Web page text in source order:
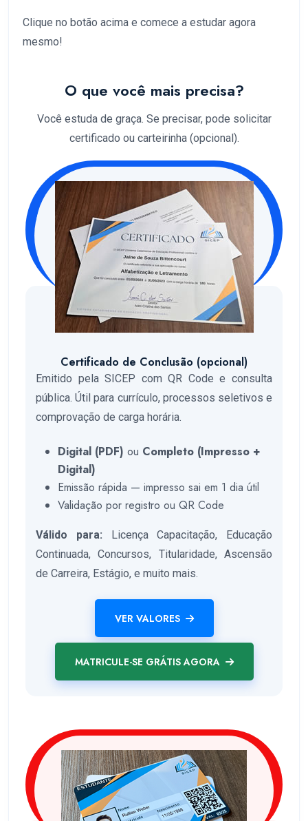
Clique no botão acima e comece a estudar agora
mesmo!
O que você mais precisa?
Você estuda de graça. Se precisar, pode solicitar
certificado ou carteirinha (opcional).
Certificado de Conclusão (opcional)
Emitido pela SICEP com QR Code e consulta
pública. Útil para currículo, processos seletivos e
comprovação de carga horária.
Digital (PDF) ou Completo (Impresso +
Digital)
Emissão rápida — impresso sai em 1 dia útil
Validação por registro ou QR Code
Válido para: Licença Capacitação, Educação
Continuada, Concursos, Titularidade, Ascensão
de Carreira, Estágio, e muito mais.
VER VALORES
MATRICULE-SE GRÁTIS AGORA